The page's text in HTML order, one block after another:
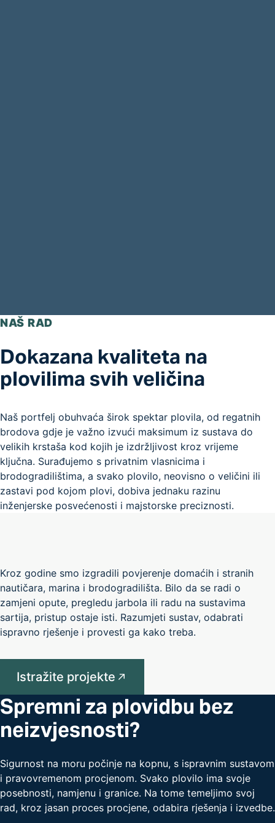
NAŠ RAD
Dokazana kvaliteta na
plovilima svih veličina
Naš portfelj obuhvaća širok spektar plovila, od regatnih
brodova gdje je važno izvući maksimum iz sustava do
velikih krstaša kod kojih je izdržljivost kroz vrijeme
ključna. Surađujemo s privatnim vlasnicima i
brodogradilištima, a svako plovilo, neovisno o veličini ili
zastavi pod kojom plovi, dobiva jednaku razinu
inženjerske posvećenosti i majstorske preciznosti.
Kroz godine smo izgradili povjerenje domaćih i stranih
nautičara, marina i brodogradilišta. Bilo da se radi o
zamjeni opute, pregledu jarbola ili radu na sustavima
sartija, pristup ostaje isti. Razumjeti sustav, odabrati
ispravno rješenje i provesti ga kako treba.
Istražite projekte
Spremni za plovidbu bez
neizvjesnosti?
Sigurnost na moru počinje na kopnu, s ispravnim sustavom
i pravovremenom procjenom. Svako plovilo ima svoje
posebnosti, namjenu i granice. Na tome temeljimo svoj
rad, kroz jasan proces procjene, odabira rješenja i izvedbe.